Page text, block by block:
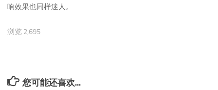
响效果也同样迷人。
浏览 2,695
您可能还喜欢...